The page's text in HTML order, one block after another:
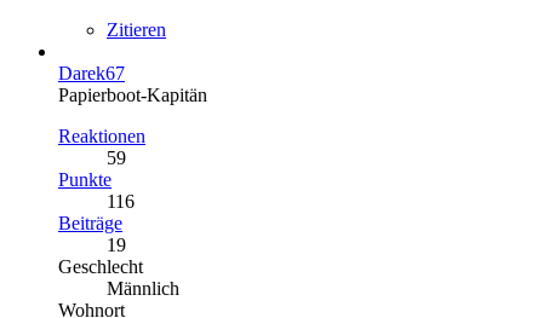
Zitieren
Darek67
Papierboot-Kapitän
Reaktionen
59
Punkte
116
Beiträge
19
Geschlecht
Männlich
Wohnort